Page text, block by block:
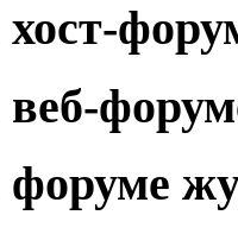
веб-
форуме